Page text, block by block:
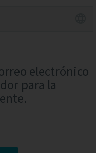
electrónico
para la